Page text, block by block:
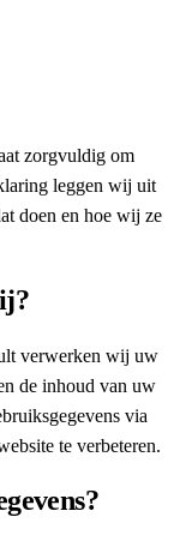
zorgvuldig om
leggen wij uit
doen en hoe wij ze
verwerken wij uw
de inhoud van uw
via
te verbeteren.